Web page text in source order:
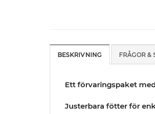
BESKRIVNING FRÅGOR &
Ett förvaringspaket
Justerbara fötter för